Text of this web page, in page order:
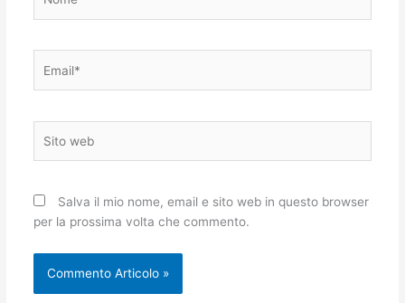
web
Salva il mio nome, email e sito web in questo browser
per la prossima volta che commento.